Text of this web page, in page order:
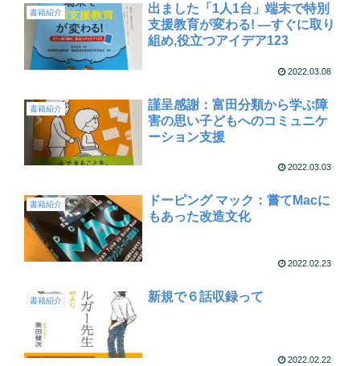
書籍紹介
出ました「1人1台」端末で特別
支援教育が変わる! ―すぐに取り
組め,役立つアイデア123
2022.03.08
書籍紹介
謹呈感謝：富田分類から学ぶ障
害の思い子どもへのコミュニケ
ーション支援
2022.03.03
書籍紹介
ドーピング マック：嘗てMacに
もあった改造文化
2022.02.23
書籍紹介 新規で６話収録って
2022.02.22